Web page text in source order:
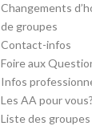
Changements
de groupes
Contact-infos
Foire aux
Infos
Les AA pour vous?
Liste des groupes